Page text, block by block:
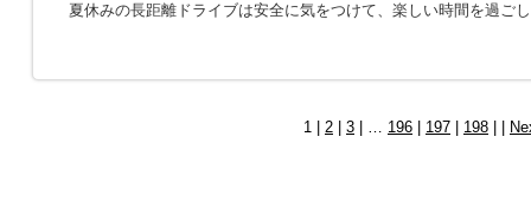
夏休みの長距離ドライブは安全に気をつけて、楽しい時間を過ご
1 | 2 3 | … 196 197 198